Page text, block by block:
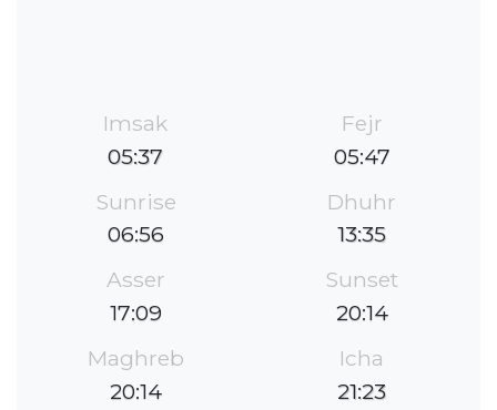
Imsak
05:37
Fejr
05:47
Sunrise
06:56
Dhuhr
13:35
Asser
17:09
Sunset
20:14
Maghreb
20:14
Icha
21:23